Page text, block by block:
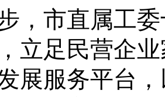
市直属工委
立足民营企
展服务平台